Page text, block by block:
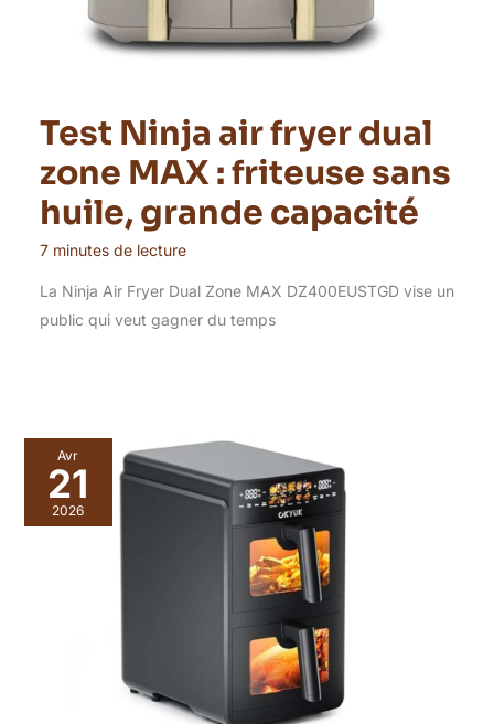
Test Ninja air fryer dual
zone MAX : friteuse sans
huile, grande capacité
7 minutes de lecture
La Ninja Air Fryer Dual Zone MAX DZ400EUSTGD vise un
public qui veut gagner du temps
Avr
21
2026